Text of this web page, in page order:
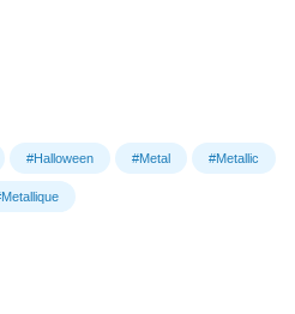
#Halloween #Metal #Metallic